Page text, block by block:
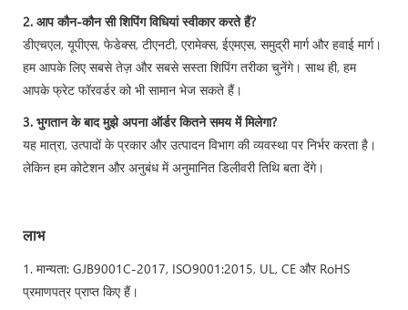
2. आप कौन-कौन सी शिपिंग विधियां स्वीकार करते हैं?
डीएचएल, यूपीएस, फेडेक्स, टीएनटी, एरामेक्स, ईएमएस, समुद्री मार्ग और हवाई मार्ग।
हम आपके लिए सबसे तेज़ और सबसे सस्ता शिपिंग तरीका चुनेंगे। साथ ही, हम
आपके फ्रेट फॉरवर्डर को भी सामान भेज सकते हैं।
3. भुगतान के बाद मुझे अपना ऑर्डर कितने समय में मिलेगा?
यह मात्रा, उत्पादों के प्रकार और उत्पादन विभाग की व्यवस्था पर निर्भर करता है।
लेकिन हम कोटेशन और अनुबंध में अनुमानित डिलीवरी तिथि बता देंगे।
लाभ
1. मान्यता: GJB9001C-2017, ISO9001:2015, UL, CE और RoHS
प्रमाणपत्र प्राप्त किए हैं।